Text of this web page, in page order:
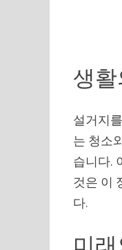
생
설거지
는 청소
습니다.
것은 이
다.